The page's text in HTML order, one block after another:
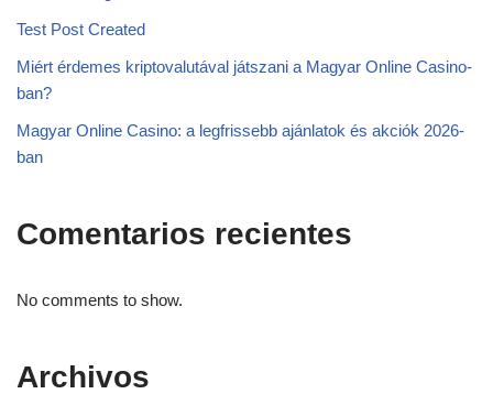
Test Post Created
Miért érdemes kriptovalutával játszani a Magyar Online Casino-
ban?
Magyar Online Casino: a legfrissebb ajánlatok és akciók 2026-
ban
Comentarios recientes
No comments to show.
Archivos